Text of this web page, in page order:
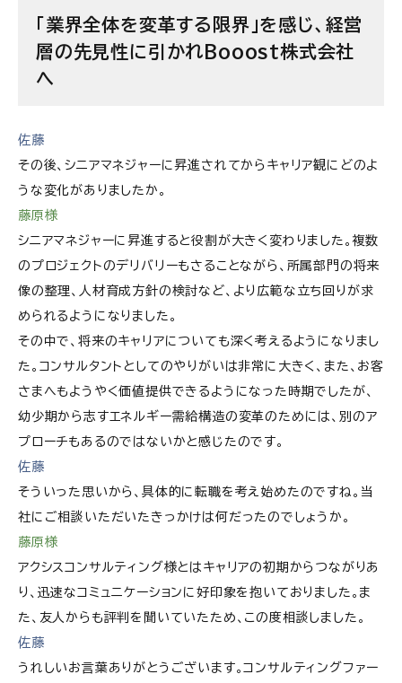
「業界全体を変革する限界」を感じ、経営
層の先見性に引かれ Booost株式会社
へ
佐藤
その後、シニアマネジャーに昇進されてからキャリア観にどのよ
うな変化がありましたか。
藤原様
シニアマネジャーに昇進すると役割が大きく変わりました。複数
のプロジェクトのデリバリーもさることながら、所属部門の将来
像の整理、人材育成方針の検討など、より広範な立ち回りが求
められるようになりました。
その中で、将来のキャリアについても深く考えるようになりまし
た。コンサルタントとしてのやりがいは非常に大きく、また、お客
さまへもようやく価値提供できるようになった時期でしたが、
幼少期から志すエネルギー需給構造の変革のためには、別のア
プローチもあるのではないかと感じたのです。
佐藤
そういった思いから、具体的に転職を考え始めたのですね。当
社にご相談いただいたきっかけは何だったのでしょうか。
藤原様
アクシスコンサルティング様とはキャリアの初期からつながりあ
り、迅速なコミュニケーションに好印象を抱いておりました。ま
た、友人からも評判を聞いていたため、この度相談しました。
佐藤
うれしいお言葉ありがとうございます。コンサルティングファー